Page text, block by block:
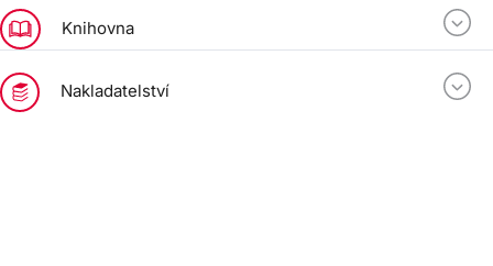
Knihovna
Nakladatelství